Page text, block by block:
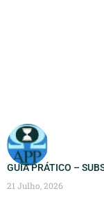
GUIA PRÁTICO –
21 Julho, 2026